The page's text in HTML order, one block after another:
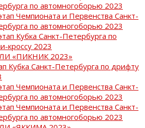
по автомногоборью 2023
Чемпионата и Первенства Санкт-
по автомногоборью 2023
Кубка Санкт-Петербурга по
кроссу 2023
«ПИКНИК 2023»
Кубка Санкт-Петербурга по дрифту
Чемпионата и Первенства Санкт-
по автомногоборью 2023
Чемпионата и Первенства Санкт-
по автомногоборью 2023